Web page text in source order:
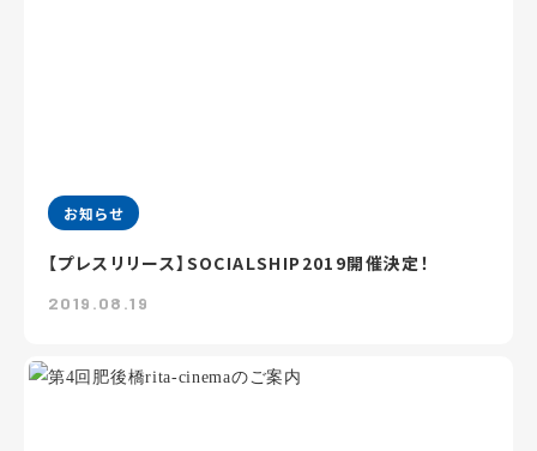
お知らせ
【プレスリリース】SOCIALSHIP2019開催決定！
2019.08.19